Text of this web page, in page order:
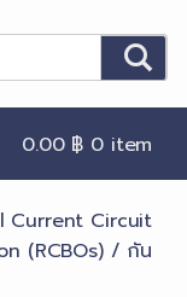
0.00 ฿ 0 item
Current Circuit
(RCBOs)/ กัน